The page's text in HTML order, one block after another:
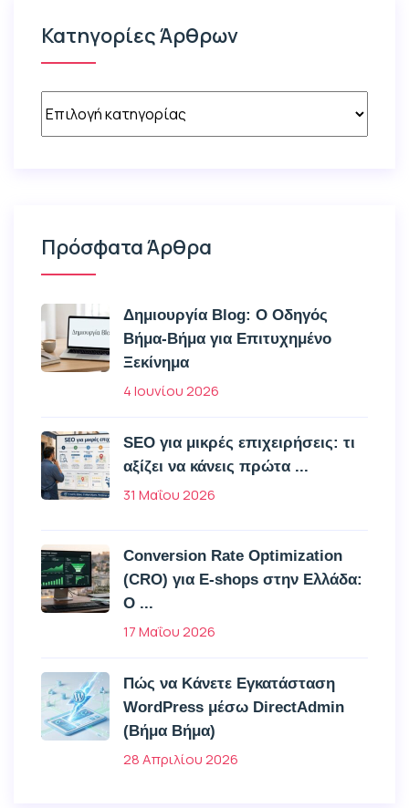
Κατηγορίες Άρθρων
Πρόσφατα Άρθρα
Δημιουργία Blog: Ο Οδηγός
Βήμα-Βήμα για Επιτυχημένο
Ξεκίνημα
4 Ιουνίου 2026
SEO για μικρές επιχειρήσεις: τι
αξίζει να κάνεις πρώτα ...
31 Μαΐου 2026
Conversion Rate Optimization
(CRO) για E-shops στην Ελλάδα:
Ο ...
17 Μαΐου 2026
Πώς να Κάνετε Εγκατάσταση
WordPress μέσω DirectAdmin
(Βήμα Βήμα)
28 Απριλίου 2026